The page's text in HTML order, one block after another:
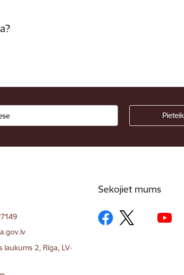
laukums 2, Rīga, LV-
Sekojiet mums